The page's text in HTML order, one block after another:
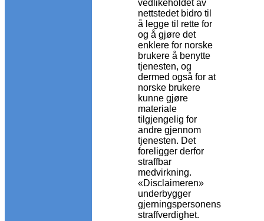
vedlikeholdet av
nettstedet bidro til
å legge til rette for
og å gjøre det
enklere for norske
brukere å benytte
tjenesten, og
dermed også for at
norske brukere
kunne gjøre
materiale
tilgjengelig for
andre gjennom
tjenesten. Det
foreligger derfor
straffbar
medvirkning.
«Disclaimeren»
underbygger
gjerningspersonens
straffverdighet.